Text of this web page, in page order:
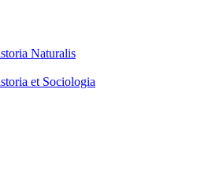
Naturalis
et Sociologia